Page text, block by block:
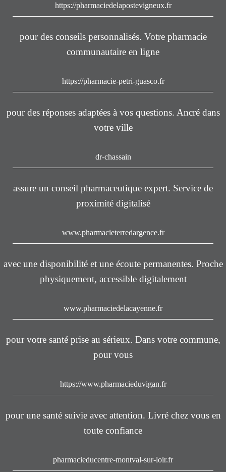
https://pharmaciedelapostevigneux.fr
pour des conseils personnalisés. Votre pharmacie
communautaire en ligne
https://pharmacie-petri-guasco.fr
pour des réponses adaptées à vos questions. Ancré dans
votre ville
dr-chassain
assure un conseil pharmaceutique expert. Service de
proximité digitalisé
www.pharmacieterredargence.fr
avec une disponibilité et une écoute permanentes. Proche
physiquement, accessible digitalement
www.pharmaciedelacayenne.fr
pour votre santé prise au sérieux. Dans votre commune,
pour vous
https://www.pharmacieduvigan.fr
pour une santé suivie avec attention. Livré chez vous en
toute confiance
pharmacieducentre-montval-sur-loir.fr